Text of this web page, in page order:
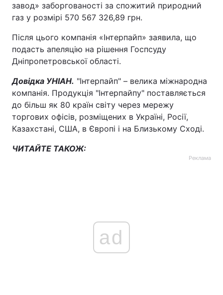
завод» заборгованості за спожитий природний
газ у розмірі 570 567 326,89 грн.
Після цього компанія «Інтерпайп» заявила, що
подасть апеляцію на рішення Госпсуду
Дніпропетровської області.
Довідка УНІАН. "Інтерпайп" – велика міжнародна
компанія. Продукція "Інтерпайпу" поставляється
до більш як 80 країн світу через мережу
торгових офісів, розміщених в Україні, Росії,
Казахстані, США, в Європі і на Близькому Сході.
ЧИТАЙТЕ ТАКОЖ:
Реклама
ad